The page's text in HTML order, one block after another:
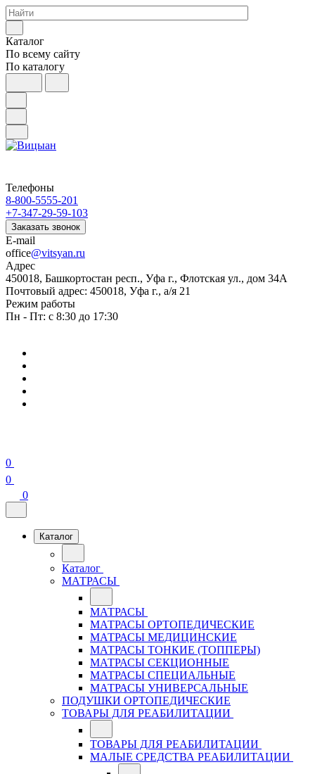
Каталог
По всему сайту
По каталогу
Телефоны
8-800-5555-201
+7-347-29-59-103
Заказать звонок
E-mail
office@vitsyan.ru
Адрес
450018, Башкортостан респ., Уфа г., Флотская ул., дом 34А
Почтовый адрес: 450018, Уфа г., а/я 21
Режим работы
Пн - Пт: с 8:30 до 17:30
0
0
0
Каталог
Каталог
МАТРАСЫ
МАТРАСЫ
МАТРАСЫ ОРТОПЕДИЧЕСКИЕ
МАТРАСЫ МЕДИЦИНСКИЕ
МАТРАСЫ ТОНКИЕ (ТОППЕРЫ)
МАТРАСЫ СЕКЦИОННЫЕ
МАТРАСЫ СПЕЦИАЛЬНЫЕ
МАТРАСЫ УНИВЕРСАЛЬНЫЕ
ПОДУШКИ ОРТОПЕДИЧЕСКИЕ
ТОВАРЫ ДЛЯ РЕАБИЛИТАЦИИ
ТОВАРЫ ДЛЯ РЕАБИЛИТАЦИИ
МАЛЫЕ СРЕДСТВА РЕАБИЛИТАЦИИ